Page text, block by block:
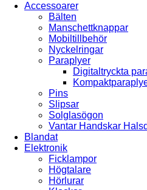
Accessoarer
Bälten
Manschettknappar
Mobiltillbehör
Nyckelringar
Paraplyer
Digitaltryckta
Pins
Slipsar
Solglasögon
Vantar Handskar
Blandat
Elektronik
Ficklampor
Högtalare
Hörlurar